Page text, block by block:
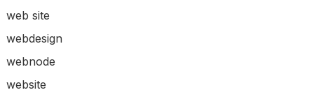
web site
webdesign
webnode
website